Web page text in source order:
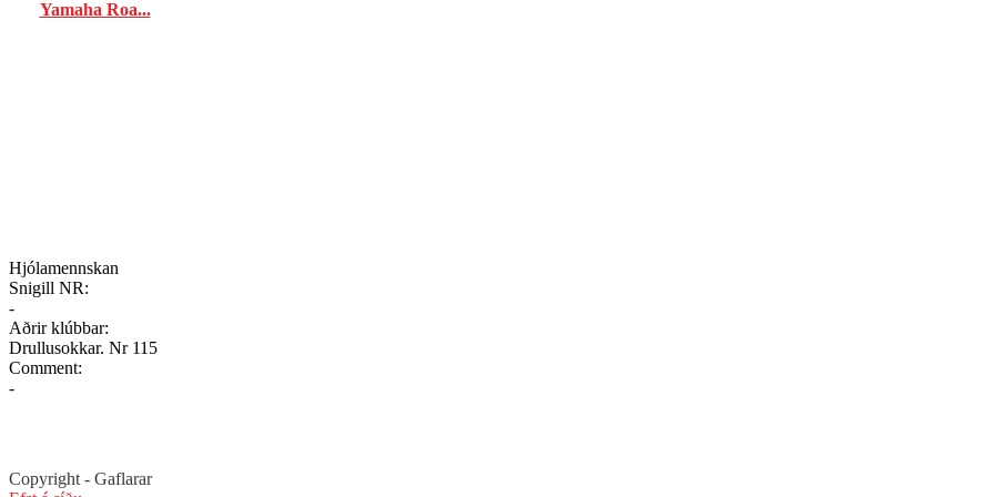
Yamaha Roa...
Hjólamennskan
Snigill NR:
-
Aðrir klúbbar:
Drullusokkar. Nr 115
Comment:
-
Copyright -